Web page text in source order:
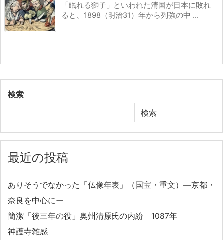
「眠れる獅子」といわれた清国が日本に敗れ
ると、1898（明治31）年から列強の中 ...
検索
検索
最近の投稿
ありそうでなかった「仏像年表」（国宝・重文）―京都・
奈良を中心にー
簡潔「後三年の役」奥州清原氏の内紛 1087年
神護寺雑感